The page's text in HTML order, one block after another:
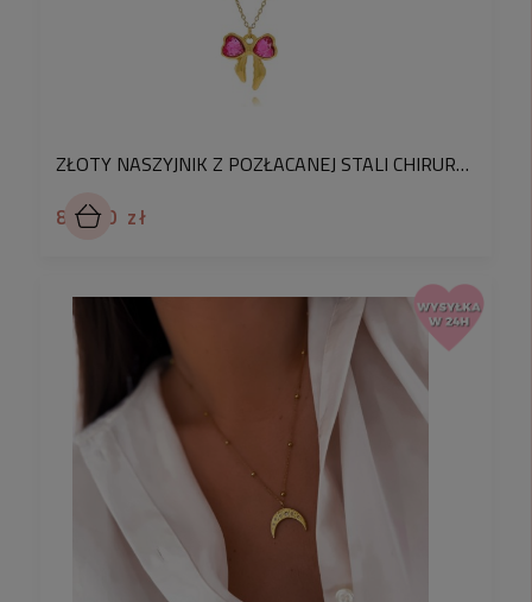
ZŁOTY NASZYJNIK Z POZŁACANEJ STALI CHIRURGICZNEJ Z KOKARDKĄ RÓŻOWE KRYSZTAŁKI
84,90 zł